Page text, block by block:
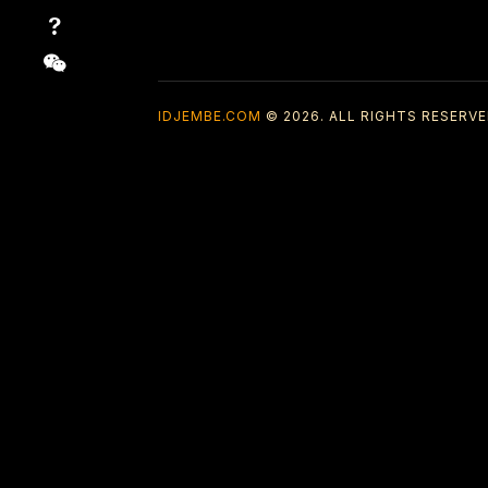
IDJEMBE.COM © 2026. ALL RIGHTS